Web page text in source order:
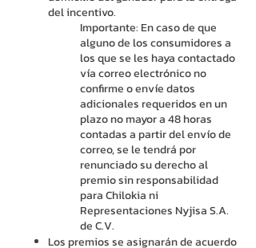
del incentivo.
Importante: En caso de que
alguno de los consumidores a
los que se les haya contactado
vía correo electrónico no
confirme o envíe datos
adicionales requeridos en un
plazo no mayor a 48 horas
contadas a partir del envío de
correo, se le tendrá por
renunciado su derecho al
premio sin responsabilidad
para Chilokia ni
Representaciones Nyjisa S.A.
de C.V.
Los premios se asignarán de acuerdo